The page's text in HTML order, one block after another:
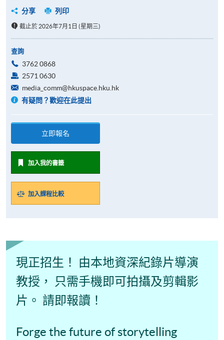
分享
列印
截止於 2026年7月1日 (星期三)
查詢
3762 0868
2571 0630
media_comm@hkuspace.hku.hk
有疑問？歡迎在此提出
立即報名
加入我的書籤
加入課程比較
現正招生！ 由本地資深紀錄片導演
教授， 只需手機即可拍攝及剪輯影
片。 請即報讀！
Forge the future of storytelling